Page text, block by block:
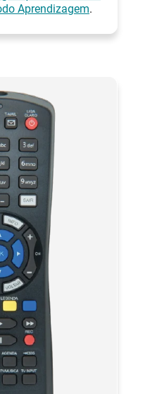
Aprendizagem.